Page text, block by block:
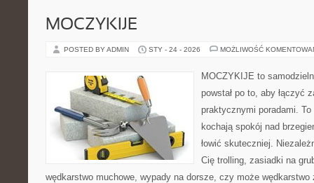
MOCZYKIJE
POSTED BY ADMIN STY - 24 - 2026 MOŻLIWOŚĆ
MOCZYKIJE to
powstał po to, aby łączyć
praktycznymi poradami.
kochają spokój nad
łowić skuteczniej.
Cię trolling, zasiadki na
wędkarstwo muchowe, wypady na dorsze, czy może